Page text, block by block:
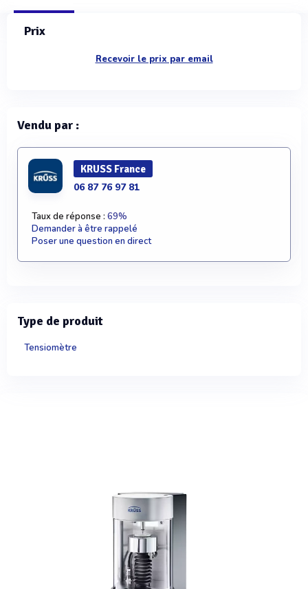
Prix
Recevoir le prix par email
Vendu par :
KRUSS France
06 87 76 97 81
Taux de réponse : 69%
Demander à être rappelé
Poser une question en direct
Type de produit
Tensiomètre